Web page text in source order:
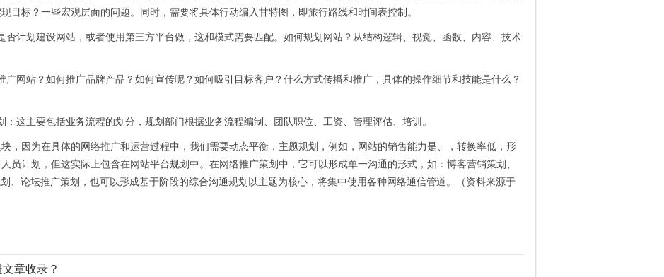
目标？一些宏观层面的问题。同时，需要将具体行动编入甘特图，即旅行路线和时间表控制。
计划建设网站，或者使用第三方平台做，这和模式需要匹配。如何规划网站？从结构逻辑、视觉、函数、内容、技术
网站？如何推广品牌产品？如何宣传呢？如何吸引目标客户？什么方式传播和推广，具体的操作细节和技能是什么？
主要包括业务流程的划分，规划部门根据业务流程编制、团队职位、工资、管理评估、培训。
因为在具体的网络推广和运营过程中，我们需要动态平衡，主题规划，例如，网站的销售能力是、，转换率低，形
员计划，但这实际上包含在网站平台规划中。在网络推广策划中，它可以形成单一沟通的形式，如：博客营销策划、
、论坛推广策划，也可以形成基于阶段的综合沟通规划以主题为核心，将集中使用各种网络通信管道。（资料来源于
章收录？